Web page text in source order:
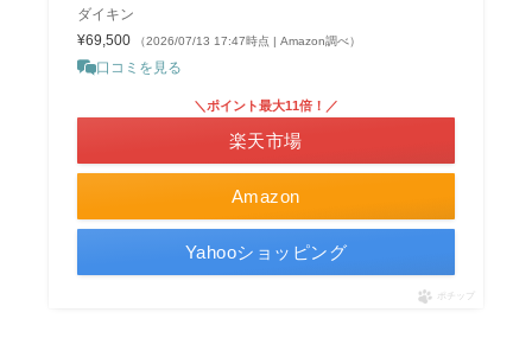
ダイキン
¥69,500
（2026/07/13 17:47時点 | Amazon調べ）
口コミを見る
Amazon
＼ポイント最大11倍！／
楽天市場
Yahooショッピング
ポチップ